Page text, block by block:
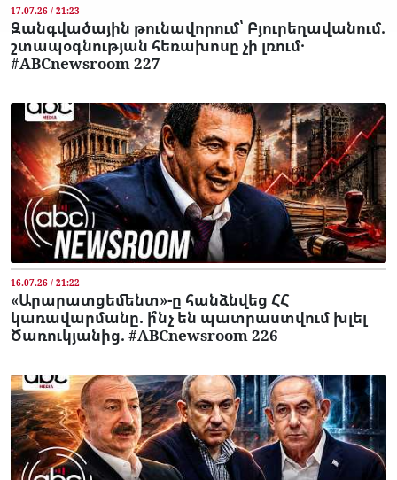
17.07.26 / 21:23
Զանգվածային թունավորում՝ Բյուրեղավանում.
շտապօգնության հեռախոսը չի լռում․
#ABCnewsroom 227
16.07.26 / 21:22
«Արարատցեմենտ»-ը հանձնվեց ՀՀ
կառավարմանը. ի՞նչ են պատրաստվում խլել
Ծառուկյանից. #ABCnewsroom 226